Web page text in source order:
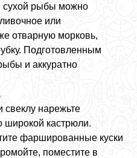
сухой рыбы можно
или
отварную морковь,
Подготовленным
и аккуратно
свеклу нарежьте
широкой кастрюли.
фаршированные куски
поместите в